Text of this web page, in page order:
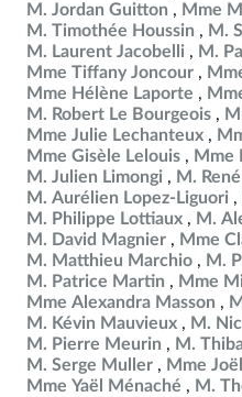
M. Jordan Guitton
Mme
M. Timothée Houssin
M.
M. Laurent Jacobelli
M.
Mme Tiffany Joncour
Mme Hélène Laporte
M. Robert Le Bourgeois
Mme Julie Lechanteux
Mme Gisèle Lelouis
Mme
M. Julien Limongi
M.
M. Aurélien Lopez-Liguori
M. Philippe Lottiaux
M.
M. David Magnier
Mme
M. Matthieu Marchio
M.
M. Patrice Martin
Mme
Mme Alexandra Masson
M. Kévin Mauvieux
M.
M. Pierre Meurin
M.
M. Serge Muller
Mme
Mme Yaël Ménaché
M.